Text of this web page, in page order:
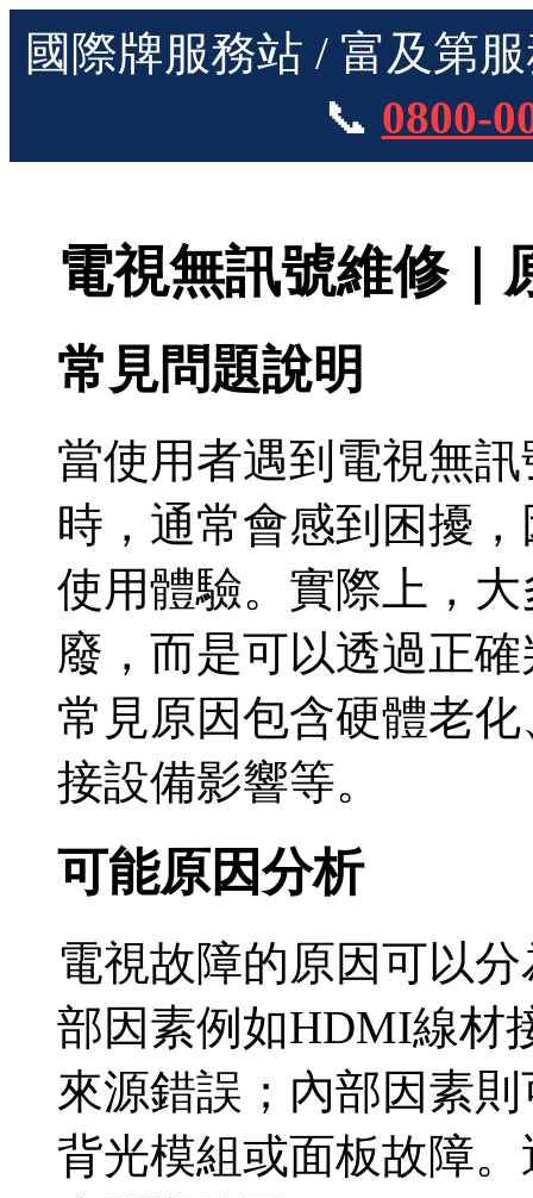
國際牌服務站 / 富及第
📞 0800-
電視無訊號維修｜
常見問題說明
當使用者遇到電視無
時，通常會感到困擾
使用體驗。實際上，
廢，而是可以透過正
常見原因包含硬體老
接設備影響等。
可能原因分析
電視故障的原因可以
部因素例如HDMI線材
來源錯誤；內部因素
背光模組或面板故障